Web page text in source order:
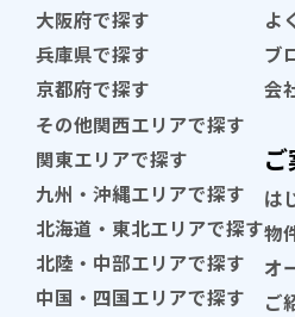
大阪府で探す
兵庫県で探す
京都府で探す
その他関西エリアで探す
関東エリアで探す
九州・沖縄エリアで探す
北海道・東北エリアで探す
北陸・中部エリアで探す
中国・四国エリアで探す
よ
ブ
会
は
物
オ
ご